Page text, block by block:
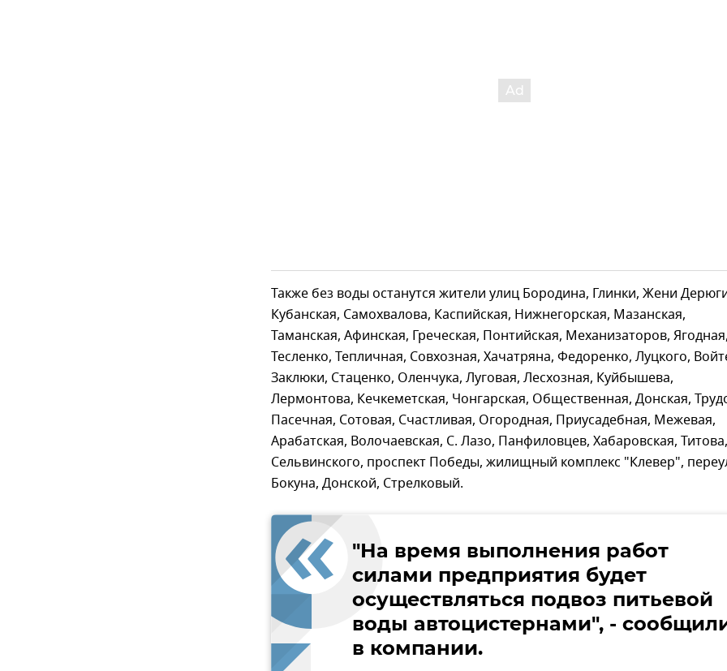
Также без воды останутся жители улиц Бородина, Глинки, Жени
Кубанская, Самохвалова, Каспийская, Нижнегорская, Мазанская,
Таманская, Афинская, Греческая, Понтийская, Механизаторов, Ягодная,
Тесленко, Тепличная, Совхозная, Хачатряна, Федоренко, Луцкого,
Заклюки, Стаценко, Оленчука, Луговая, Лесхозная, Куйбышева,
Лермонтова, Кечкеметская, Чонгарская, Общественная, Донская,
Пасечная, Сотовая, Счастливая, Огородная, Приусадебная, Межевая,
Арабатская, Волочаевская, С. Лазо, Панфиловцев, Хабаровская, Титова,
Сельвинского, проспект Победы, жилищный комплекс "Клевер",
Бокуна, Донской, Стрелковый.
"На время выполнения работ
силами предприятия будет
осуществляться подвоз питьевой
воды автоцистернами", -
в компании.